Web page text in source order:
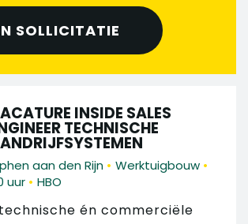
SOLLICITATIE
INSIDE SALES
TECHNISCHE
aan den Rijn • Werktuigbouw •
uur • HBO
én commerciële